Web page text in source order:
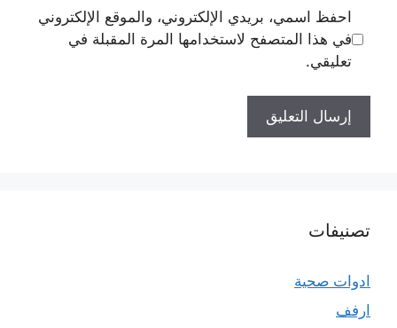
احفظ اسمي، بريدي الإلكتروني، والموقع الإلكتروني
في هذا المتصفح لاستخدامها المرة المقبلة في
تعليقي.
تصنيفات
ادوات صحية
ارفف